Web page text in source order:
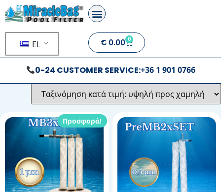
EL € 0.00 0
0-24 CUSTOMER SERVICE:+36 1 901 0766
Προσφορά!